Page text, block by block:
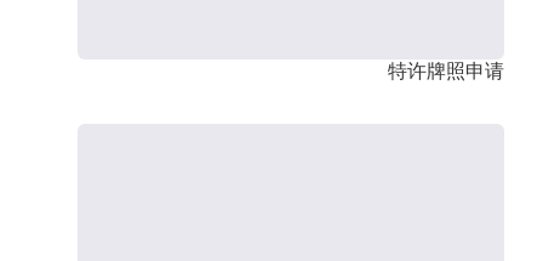
特许牌照申请